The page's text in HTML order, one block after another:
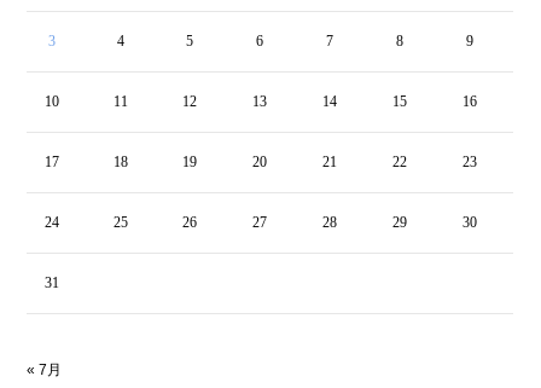
3 4 5 6 7 8 9
10 11 12 13 14 15 16
17 18 19 20 21 22 23
24 25 26 27 28 29 30
31
« 7月